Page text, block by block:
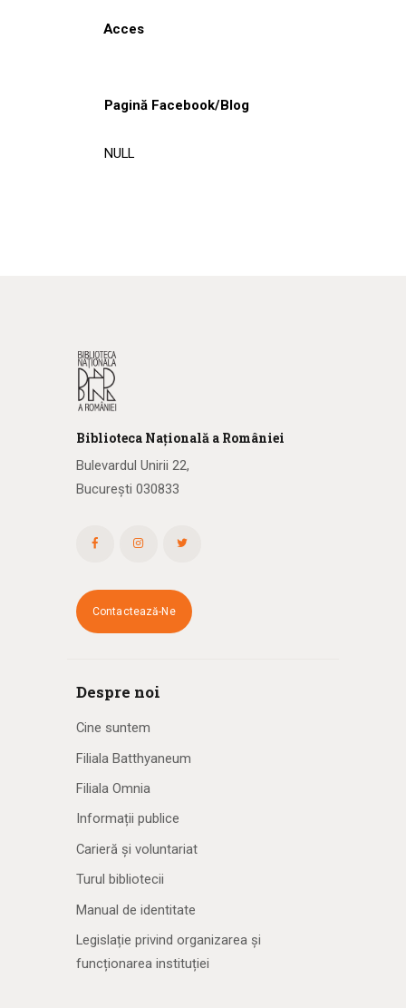
Acces
Pagină Facebook/Blog
NULL
Biblioteca Națională a României
Bulevardul Unirii 22,
București 030833
Contactează-Ne
Despre noi
Cine suntem
Filiala Batthyaneum
Filiala Omnia
Informații publice
Carieră și voluntariat
Turul bibliotecii
Manual de identitate
Legislație privind organizarea și
funcționarea instituției